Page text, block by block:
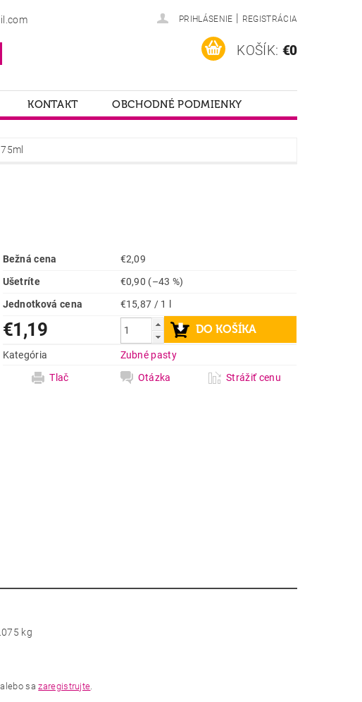
PRIHLÁSENIE | REGISTRÁCIA
KOŠÍK: €0
KONTAKT
OBCHODNÉ PODMIENKY
Bežná cena
€2,09
Ušetríte
€0,90 (–43 %)
Jednotková cena
€15,87 / 1 l
€1,19
Kategória
Zubné pasty
Tlač
Otázka Strážiť cenu
kg
alebo sazaregistrujte.